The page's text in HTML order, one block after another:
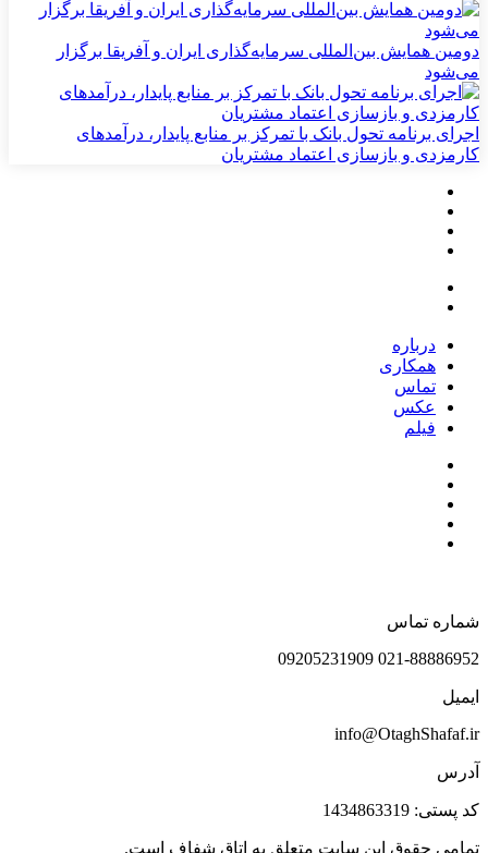
دومین همایش بین‌المللی سرمایه‌گذاری ایران و آفریقا برگزار
می‌شود
اجرای برنامه تحول بانک با تمرکز بر منابع پایدار، درآمدهای
کارمزدی و بازسازی اعتماد مشتریان
درباره
همکاری
تماس
عکس
فیلم
شماره تماس
021-88886952 09205231909
ایمیل
info@OtaghShafaf.ir
آدرس
کد پستی: 1434863319
تمامی حقوق این سایت متعلق به اتاق شفاف است.